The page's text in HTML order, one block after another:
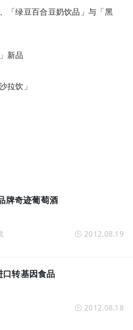
杀”入渠道新战场？
「绿豆百合豆奶饮品」与「黑
新品
拉饮」
牌奇迹葡萄酒
2012.08.19
口转基因食品
2012.08.18